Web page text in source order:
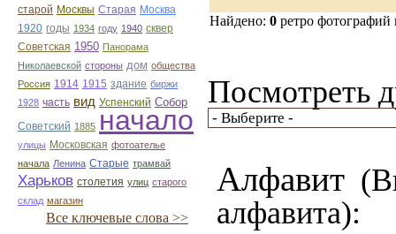
старой Москвы Старая Москва
1920 годы 1934 году 1940 сквер
Советская 1950 Панорама
Николаевской стороны дом общества
Россия 1914 1915 здание биржи
1928 часть вид Успенский Собор
Советский 1885 начало
улицы Московская фотоателье
начала Ленина Старые трамвай
Харьков столетия улиц старого
склад магазин
Все ключевые слова >>
Найдено: 0 ретро
Посмотреть
Алфавит
алфавита):